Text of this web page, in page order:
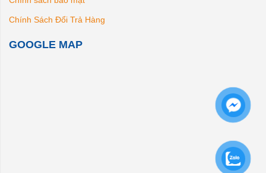
Chính Sách Đổi Trả Hàng
GOOGLE MAP